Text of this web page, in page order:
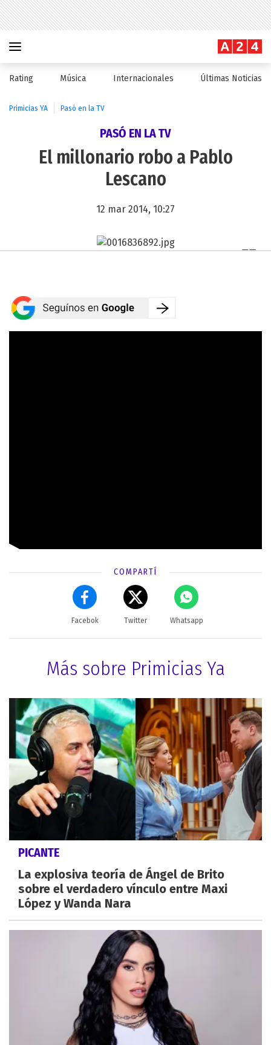
Rating Música Internacionales Últimas Noticias
Primicias YA Pasó en la TV
PASÓ EN LA TV
El millonario robo a Pablo
Lescano
12 mar 2014, 10:27
COMPARTÍ
Facebok Twitter Whatsapp
Más sobre Primicias Ya
PICANTE
La explosiva teoría de Ángel de Brito
sobre el verdadero vínculo entre Maxi
López y Wanda Nara